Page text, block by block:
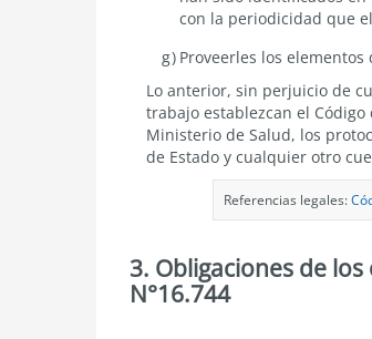
con la periodicidad que
Proveerles los
Lo anterior, sin perjuicio de
trabajo establezcan el Código
Ministerio de Salud, los
de Estado y cualquier otro
Referencias legales:
3. Obligaciones de
N°16.744